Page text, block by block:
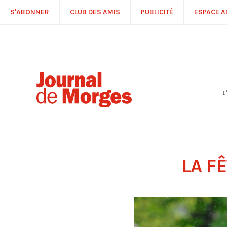
S'ABONNER CLUB DES AMIS PUBLICITÉ ESPACE
LA